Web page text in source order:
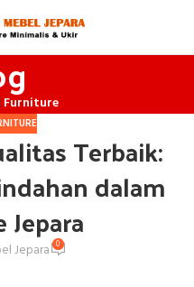
Furniture
Terbaik:
dalam
Jepara 0